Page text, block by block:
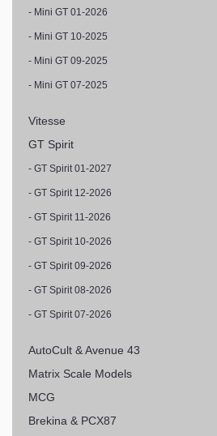
- Mini GT 01-2026
- Mini GT 10-2025
- Mini GT 09-2025
- Mini GT 07-2025
Vitesse
GT Spirit
- GT Spirit 01-2027
- GT Spirit 12-2026
- GT Spirit 11-2026
- GT Spirit 10-2026
- GT Spirit 09-2026
- GT Spirit 08-2026
- GT Spirit 07-2026
AutoCult & Avenue 43
Matrix Scale Models
MCG
Brekina & PCX87